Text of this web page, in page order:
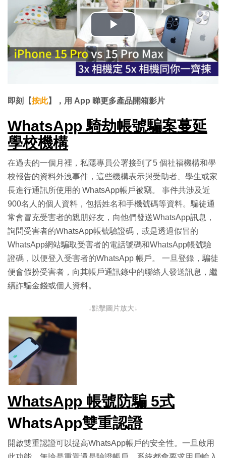
播
放
影
片
即刻【按此】，用 App 睇更多產品開箱影片
WhatsApp 騎劫帳號騙案蔓延
學校機構
在過去的一個月裡，私隱專員公署接到了5 個社福機構和學
校報告的資料外洩事件，這些機構表示與受助者、學生或家
長進行通訊所使用的 WhatsApp帳戶被竊。 事件共涉及近
900名人的個人資料，包括姓名和手機號碼等資料。騙徒通
常會冒充受害者的親朋好友，向他們發送WhatsApp訊息，
詢問受害者的WhatsApp帳號驗證碼，或是透過假冒的
WhatsApp網站騙取受害者的電話號碼和WhatsApp帳號驗
證碼，以便登入受害者的WhatsApp 帳戶。 一旦登錄，騙徒
便會假扮受害者，向其帳戶通訊錄中的聯絡人發送訊息，繼
續詐騙金錢或個人資料。
↓點擊圖片放大↓
WhatsApp 帳號防騙 5式
WhatsApp雙重認證
開啟雙重認證可以提高WhatsApp帳戶的安全性。一旦啟用